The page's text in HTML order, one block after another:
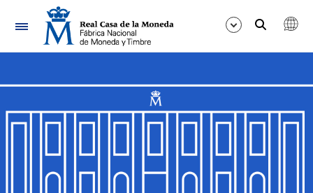
Nabigazioa
Erakutsi/Ezkutatu
Erakutsi/Ezkutatu